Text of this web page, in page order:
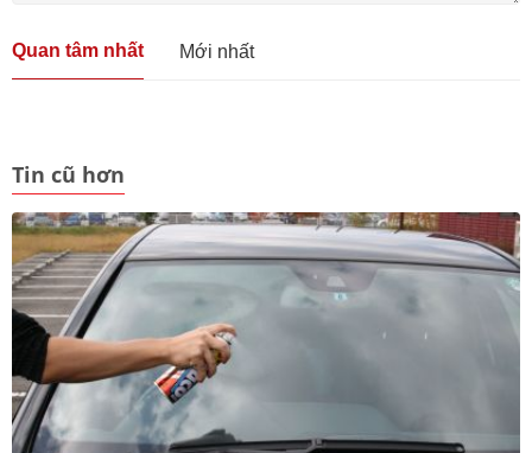
Quan tâm nhất Mới nhất
Tin cũ hơn